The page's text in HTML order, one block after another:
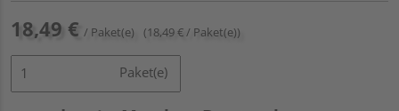
18,49 € / Paket(e) (18,49 € / Paket(e))
Paket(e)